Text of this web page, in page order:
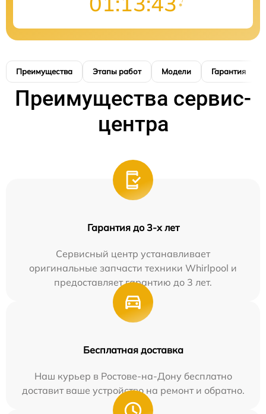
Преимущества Этапы работ Модели Гарантия
Преимущества сервис-
центра
Гарантия до 3-х лет
Сервисный центр устанавливает
оригинальные запчасти техники Whirlpool и
предоставляет гарантию до 3 лет.
Бесплатная доставка
Наш курьер в Ростове-на-Дону бесплатно
доставит ваше устройство на ремонт и обратно.